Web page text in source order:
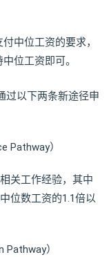
中位工资的要求，
位工资即可。
过以下两条新途径申
Pathway）
关工作经验，其中
位数工资的1.1倍以
）